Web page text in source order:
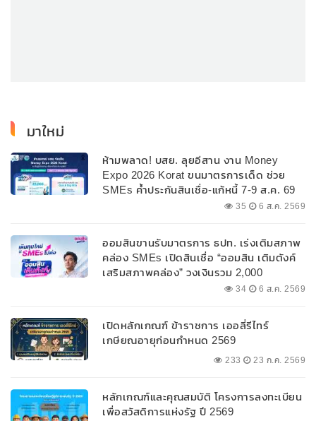
มาใหม่
ห้ามพลาด! บสย. ลุยอีสาน งาน Money
Expo 2026 Korat ขนมาตรการเด็ด ช่วย
SMEs ค้ำประกันสินเชื่อ-แก้หนี้ 7-9 ส.ค. 69
35 6 ส.ค. 2569
ออมสินขานรับมาตรการ ธปท. เร่งเติมสภาพ
คล่อง SMEs เปิดสินเชื่อ “ออมสิน เติมตังค์
เสริมสภาพคล่อง” วงเงินรวม 2,000
ลบ.สนับสนุนเงินทุนหมุนเวียนวงเงินกู้สูงสุด
34 6 ส.ค. 2569
เปิดหลักเกณฑ์ ข้าราชการ เออลี่รีไทร์
เกษียณอายุก่อนกำหนด 2569
233 23 ก.ค. 2569
หลักเกณฑ์และคุณสมบัติ โครงการลงทะเบียน
เพื่อสวัสดิการแห่งรัฐ ปี 2569